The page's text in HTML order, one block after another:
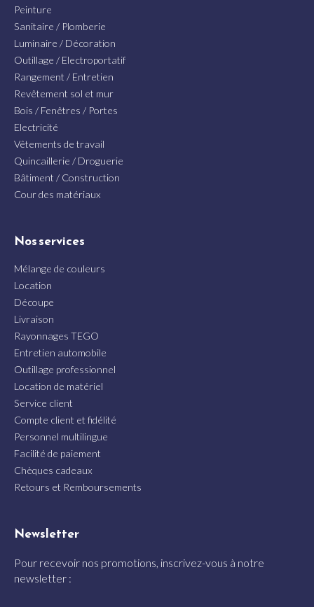
Peinture
Sanitaire / Plomberie
Luminaire / Décoration
Outillage / Electroportatif
Rangement / Entretien
Revêtement sol et mur
Bois / Fenêtres / Portes
Electricité
Vêtements de travail
Quincaillerie / Droguerie
Bâtiment / Construction
Cour des matériaux
Nos services
Mélange de couleurs
Location
Découpe
Livraison
Rayonnages TEGO
Entretien automobile
Outillage professionnel
Location de matériel
Service client
Compte client et fidélité
Personnel multilingue
Facilité de paiement
Chèques cadeaux
Retours et Remboursements
Newsletter
Pour recevoir nos promotions, inscrivez-vous à notre
newsletter :